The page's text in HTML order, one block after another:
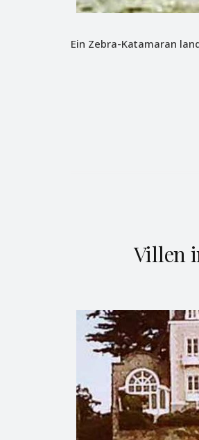
Ein Zebra-Katamaran
Villen